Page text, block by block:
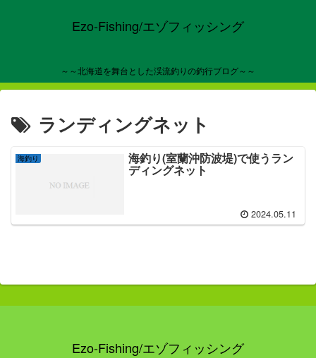
Ezo-Fishing/エゾフィッシング
～～北海道を舞台とした渓流釣りの釣行ブログ～～
ランディングネット
海釣り 海釣り(室蘭沖防波堤)で使うラン
ディングネット
2024.05.11
Ezo-Fishing/エゾフィッシング